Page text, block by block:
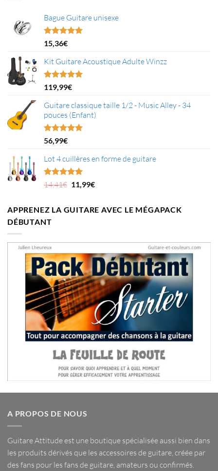
Bague Guitare unisexe
Note5.00
sur 5
15,36€
Kit Guitare Acoustique Adulte Winzz
Note5.00
sur 5
119,99€
Guitare classique taille 1/2 - Music Alley - 34
pouces (Enfant)
Note5.00
sur 5
56,99€
Lot 4 cuillères en forme de guitare
Note5.00
sur 5
14,41€ Le
était :
11,99€Le
est :
APPRENEZ LA GUITARE AVEC LE MÉGAPACK
DÉBUTANT
A PROPOS DE NOUS
Guitare Attitude est une boutique spécialisée aussi bien dans
les produits dérivés que les accessoires de guitare , créée par
des fans pour les fans de guitare, amateurs ou confirmés.